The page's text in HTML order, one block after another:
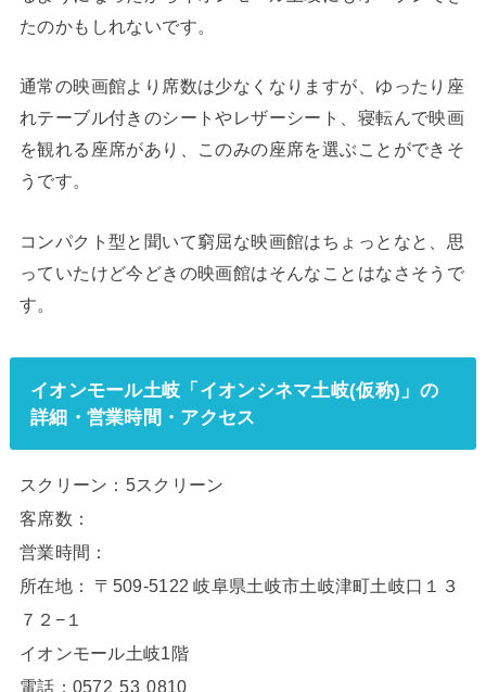
たのかもしれないです。
通常の映画館より席数は少なくなりますが、ゆったり座
れテーブル付きのシートやレザーシート、寝転んで映画
を観れる座席があり、このみの座席を選ぶことができそ
うです。
コンパクト型と聞いて窮屈な映画館はちょっとなと、思
っていたけど今どきの映画館はそんなことはなさそうで
す。
イオンモール土岐「イオンシネマ土岐(仮称)」の
詳細・営業時間・アクセス
スクリーン：5スクリーン
客席数：
営業時間：
所在地： 〒509-5122 岐阜県土岐市土岐津町土岐口１３
７２−１
イオンモール土岐1階
電話：0572₋53₋0810